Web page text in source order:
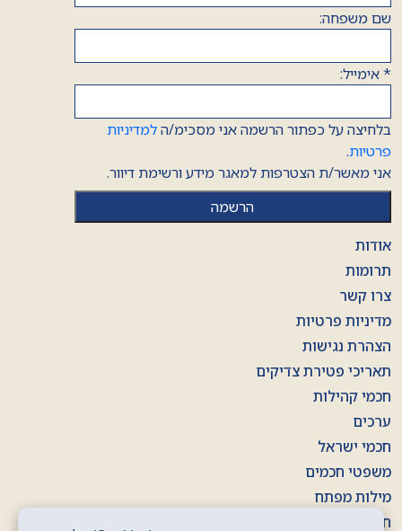
שם משפחה:
*אימייל:
בלחיצה על כפתור הרשמה אני מסכימ/הלמדיניות
פרטיות.
אני מאשר/ת הצטרפות למאגר מידע ורשימת דיוור.
אודות
תרומות
צרו קשר
מדיניות פרטיות
הצהרת נגישות
תאריכי פטירת צדיקים
חכמי קהילות
ערכים
חכמי ישראל
משפטי חכמים
מילות מפתח
חוברות